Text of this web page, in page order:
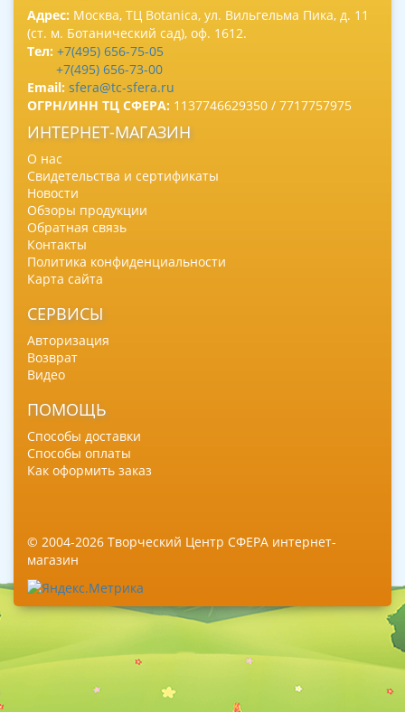
Адрес: Москва, ТЦ Botanica, ул. Вильгельма Пика, д. 11
(ст. м. Ботанический сад), оф. 1612.
Тел: +7(495) 656-75-05
+7(495) 656-73-00
Email: sfera@tc-sfera.ru
ОГРН/ИНН ТЦ СФЕРА: 1137746629350 / 7717757975
ИНТЕРНЕТ-МАГАЗИН
О нас
Свидетельства и сертификаты
Новости
Обзоры продукции
Обратная связь
Контакты
Политика конфиденциальности
Карта сайта
СЕРВИСЫ
Авторизация
Возврат
Видео
ПОМОЩЬ
Способы доставки
Способы оплаты
Как оформить заказ
© 2004-2026 Творческий Центр СФЕРА интернет-
магазин